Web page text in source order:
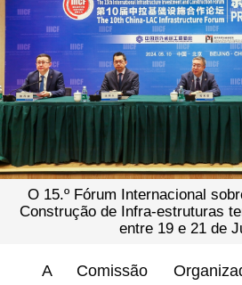
O 15.º Fórum Internacional
Construção de Infra-estruturas
entre 19 e 21 de
A Comissão